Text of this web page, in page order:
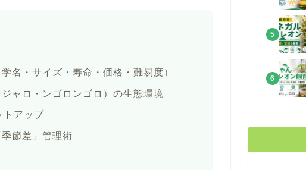
名・サイズ・寿命・価格・難易度）
ャロ・ンゴロンゴロ）の生態環境
トアップ
節差」管理術
5
6